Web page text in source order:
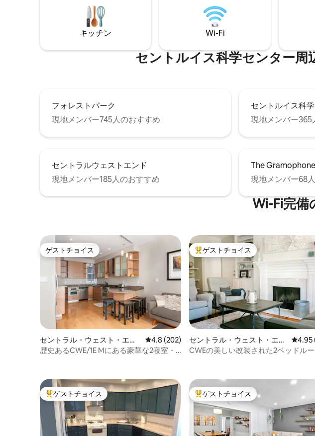
ります。 ベッドルーム2にはフルベッドが
あり、自然光がたっぷり入ります。 ウォ
ークインクローゼット/オフィススペー
ス。 ファミリールームは温かく魅力的
で、Roku TVが備わっています。 美しい
共用パティオとフェンス付きの裏庭。 セ
ントルイスの魅力を ルイスの魅力を満喫
備・器具のそろったキッチン クイーン
イズのメモリーフォームベッド*なお
のロフトの寝室の壁は天井まで届かず
ドアはありません。お部屋がご自身
ーズに合っていることを確認するため
に、写真をチェックしてください！
キッチン Wi-Fi
セントルイス科学センター⁠周⁠
フォレストパーク
現地メンバー745人のおすすめ
セントルイス科
現地メンバー365
セントラルウェストエンド
現地メンバー185人のおすすめ
The Gramophone
現地メンバー68
Wi-Fi完備
ゲストチョイス
ゲストチョイス
セントラル・ウェスト・エン
ドのコンドミニアム
レビュー202件、5つ星中4.8つ星の平均評価
4.8 (202)
歴史あるCWE/1E Mにある豪華な2寝室・2
大好評のゲストチョイスです。
ゲストチョイス
セントラル・ウェスト・エン
ドのコンドミニアム
レビ
4.95
CWEの美しい改装された2ベッドルー
大好評のゲストチョイスです。
ゲストチョイス 大好評のゲストチョイスです。
ゲストチョイス